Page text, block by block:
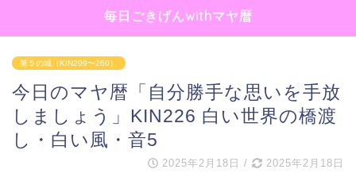
毎日ごきげんwithマヤ暦
第５の城（KIN209〜260）
今日のマヤ暦「自分勝手な思いを手放
しましょう」KIN226 白い世界の橋渡
し・白い風・音5
2025年2月18日 / 2025年2月18日